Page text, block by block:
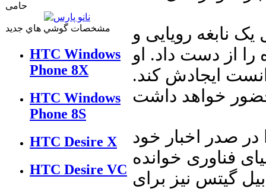
حامی
مشخصات گوشي هاي جديد
HTC Windows
Phone 8X
HTC Windows
Phone 8S
HTC Desire X
HTC Desire VC
نابغه رویایی و
را از دست داد. او
ایجادش کند.
صدر اخبار خود
فناوری خوانده
گیتس نیز برای